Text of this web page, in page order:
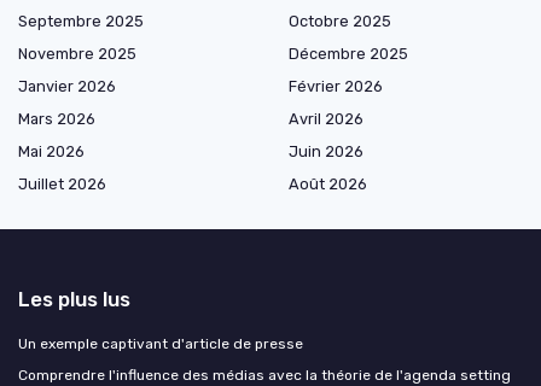
Septembre 2025
Octobre 2025
Novembre 2025
Décembre 2025
Janvier 2026
Février 2026
Mars 2026
Avril 2026
Mai 2026
Juin 2026
Juillet 2026
Août 2026
Les plus lus
Un exemple captivant d'article de presse
Comprendre l'influence des médias avec la théorie de l'agenda setting